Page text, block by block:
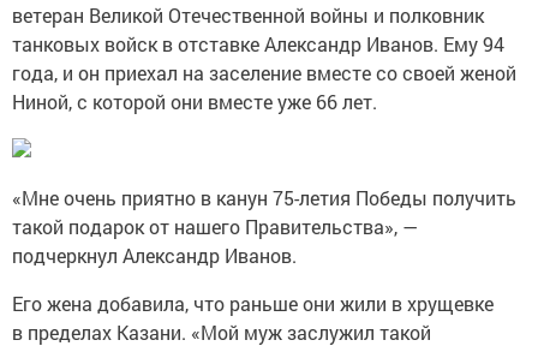
ветеран Великой Отечественной войны и полковник
танковых войск в отставке Александр Иванов. Ему 94
года, и он приехал на заселение вместе со своей женой
Ниной, с которой они вместе уже 66 лет.
«Мне очень приятно в канун 75-летия Победы получить
такой подарок от нашего Правительства», —
подчеркнул Александр Иванов.
Его жена добавила, что раньше они жили в хрущевке
в пределах Казани. «Мой муж заслужил такой